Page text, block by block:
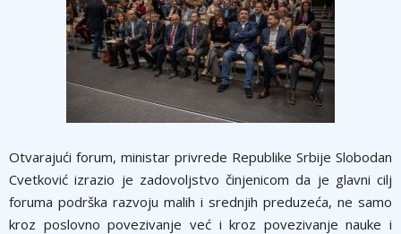
Otvarajući forum, ministar privrede Republike Srbije Slobodan
Cvetković izrazio je zadovoljstvo činjenicom da je glavni cilj
foruma podrška razvoju malih i srednjih preduzeća, ne samo
kroz poslovno povezivanje već i kroz povezivanje nauke i